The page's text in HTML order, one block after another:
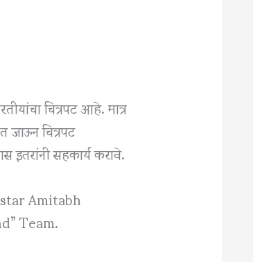
चित्रपट आहे. मात्र
जाऊन चित्रपट
इतरांनी सहकार्य करावे.
Amitabh
Team.